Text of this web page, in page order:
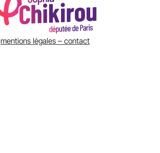
mentions légales – contact